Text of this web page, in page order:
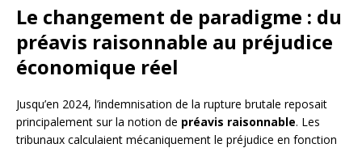
Le changement de paradigme : du
préavis raisonnable au préjudice
économique réel
Jusqu’en 2024, l’indemnisation de la rupture brutale reposait
principalement sur la notion de préavis raisonnable. Les
tribunaux calculaient mécaniquement le préjudice en fonction